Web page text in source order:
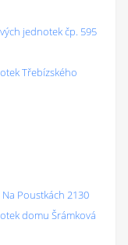
jednotek čp. 595
Třebízského
Poustkách 2130
domu Šrámková